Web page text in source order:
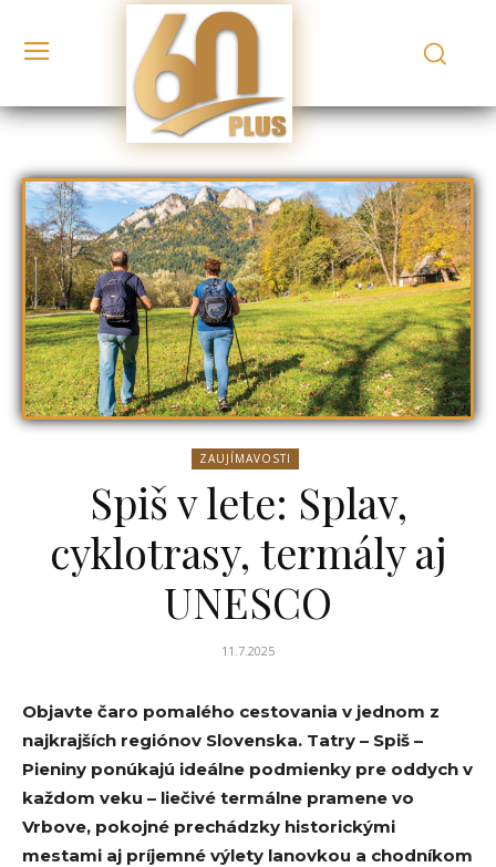
ZAUJÍMAVOSTI
Spiš v lete: Splav,
cyklotrasy, termály aj
UNESCO
11.7.2025
Objavte čaro pomalého cestovania v jednom z
najkrajších regiónov Slovenska. Tatry – Spiš –
Pieniny ponúkajú ideálne podmienky pre oddych v
každom veku – liečivé termálne pramene vo
Vrbove, pokojné prechádzky historickými
mestami aj príjemné výlety lanovkou a chodníkom